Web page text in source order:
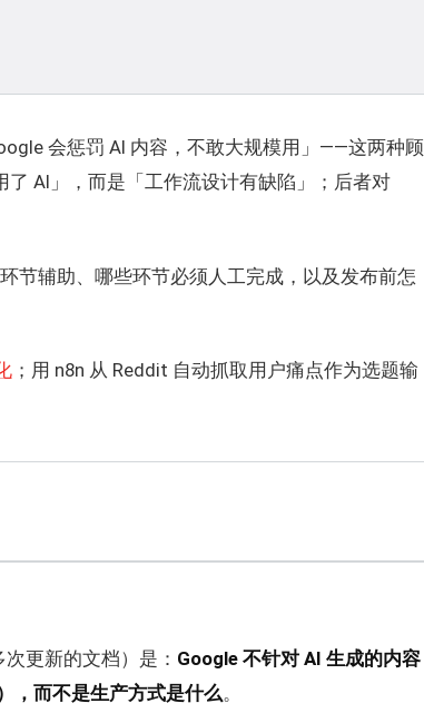
会惩罚 AI 内容，不敢大规模用」——这两种顾
AI」，而是「工作流设计有缺陷」；后者对
节辅助、哪些环节必须人工完成，以及发布前怎
；用 n8n 从 Reddit 自动抓取用户痛点作为选题输
更新的文档）是： Google 不针对 AI 生成的内容
，而不是生产方式是什么。